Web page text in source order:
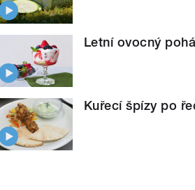
Letní ovocný
Kuřecí špízy po